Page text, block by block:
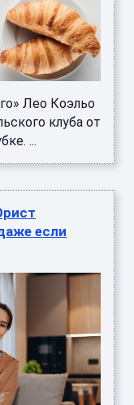
Лео Коэльо
клуба от
...
если